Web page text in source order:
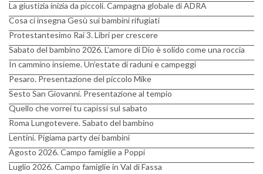
La giustizia inizia da piccoli. Campagna globale di ADRA
Cosa ci insegna Gesù sui bambini rifugiati
Protestantesimo Rai 3. Libri per crescere
Sabato del bambino 2026. L’amore di Dio è solido come una roccia
In cammino insieme. Un’estate di raduni e campeggi
Pesaro. Presentazione del piccolo Mike
Sesto San Giovanni. Presentazione al tempio
Quello che vorrei tu capissi sul sabato
Roma Lungotevere. Sabato del bambino
Lentini. Pigiama party dei bambini
Agosto 2026. Campo famiglie a Poppi
Luglio 2026. Campo famiglie in Val di Fassa